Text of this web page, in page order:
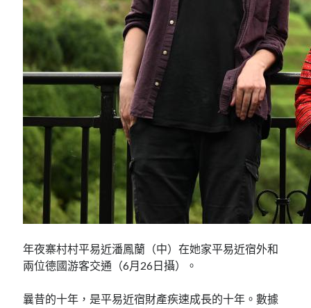
年夜寨村村平易近潘鳳蘭（中）在她家平易近宿外和
兩位德國游客交通（6月26日攝）。
曩昔的十年，是平易近宿財產疾速成長的十年。數據